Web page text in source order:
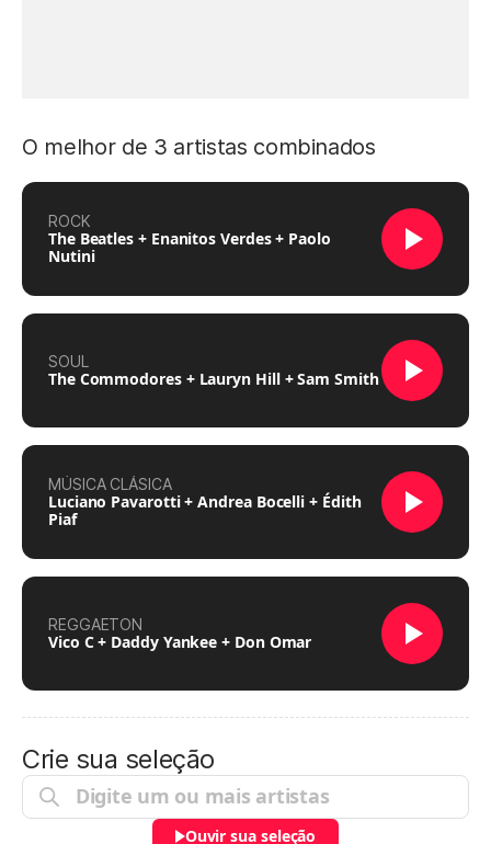
O melhor de 3 artistas combinados
ROCK
The Beatles + Enanitos Verdes + Paolo
Nutini
SOUL
The Commodores + Lauryn Hill + Sam Smith
MÚSICA CLÁSICA
Luciano Pavarotti + Andrea Bocelli + Édith
Piaf
REGGAETON
Vico C + Daddy Yankee + Don Omar
Crie sua seleção
Ouvir sua seleção